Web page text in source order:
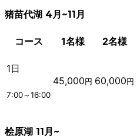
猪苗代湖 4月~11月
コース 1名様 2名様
1日
7:00～16:00
45,000円 60,000円
桧原湖 11月~